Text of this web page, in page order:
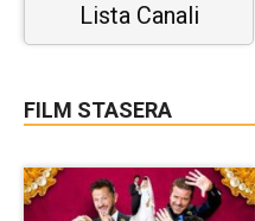
Lista Canali
FILM STASERA